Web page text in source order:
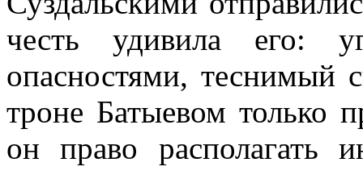
честь удивила его:
опасностями,
троне Батыевом только
он право располагать